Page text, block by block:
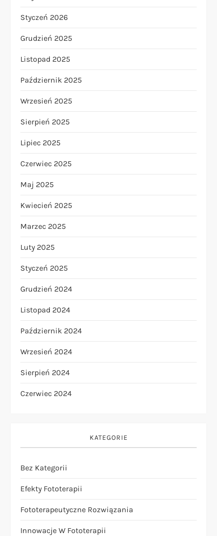
Styczeń 2026
Grudzień 2025
Listopad 2025
Październik 2025
Wrzesień 2025
Sierpień 2025
Lipiec 2025
Czerwiec 2025
Maj 2025
Kwiecień 2025
Marzec 2025
Luty 2025
Styczeń 2025
Grudzień 2024
Listopad 2024
Październik 2024
Wrzesień 2024
Sierpień 2024
Czerwiec 2024
KATEGORIE
Bez Kategorii
Efekty Fototerapii
Fototerapeutyczne Rozwiązania
Innowacje W Fototerapii